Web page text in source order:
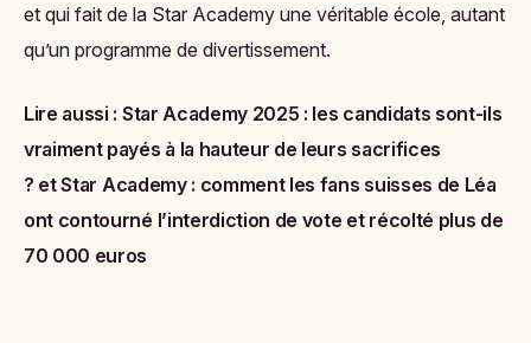
et qui fait de la Star Academy une véritable école, autant
qu’un programme de divertissement.
Lire aussi : Star Academy 2025 : les candidats sont-ils
vraiment payés à la hauteur de leurs sacrifices
? etStar Academy : comment les fans suisses de Léa
ont contourné l’interdiction de vote et récolté plus de
70 000 euros